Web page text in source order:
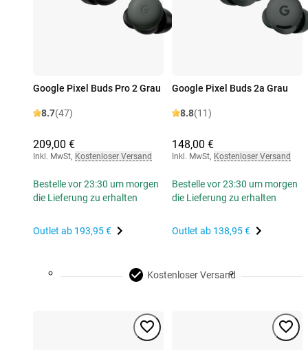
Google Pixel Buds Pro 2 Grau
8.7(47)
209,00 €
Inkl. MwSt, Kostenloser Versand
Bestelle vor 23:30 um morgen
die Lieferung zu erhalten
Outlet ab 193,95 €
Google Pixel Buds 2a Grau
8.8(11)
148,00 €
Inkl. MwSt, Kostenloser Versand
Bestelle vor 23:30 um morgen
die Lieferung zu erhalten
Outlet ab 138,95 €
Kostenloser Versand